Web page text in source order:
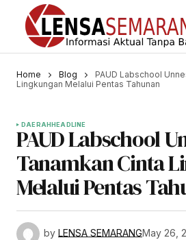
Home Blog
PAUD Labschool
Lingkungan Melalui Pentas Tahunan
DAERAHHEADLINE
PAUD Labschool
Tanamkan Cinta
Melalui Pentas
by LENSA SEMARANGMay 26,